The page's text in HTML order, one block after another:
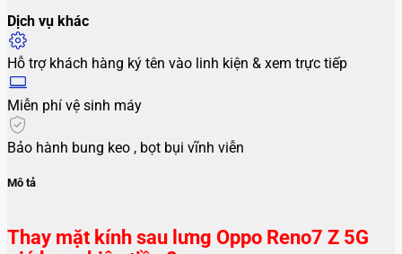
Dịch vụ khác
Hỗ trợ khách hàng ký tên vào linh kiện & xem trực tiếp
Miễn phí vệ sinh máy
Bảo hành bung keo , bọt bụi vĩnh viễn
Mô tả
Thay mặt kính sau lưng Oppo Reno7 Z 5G